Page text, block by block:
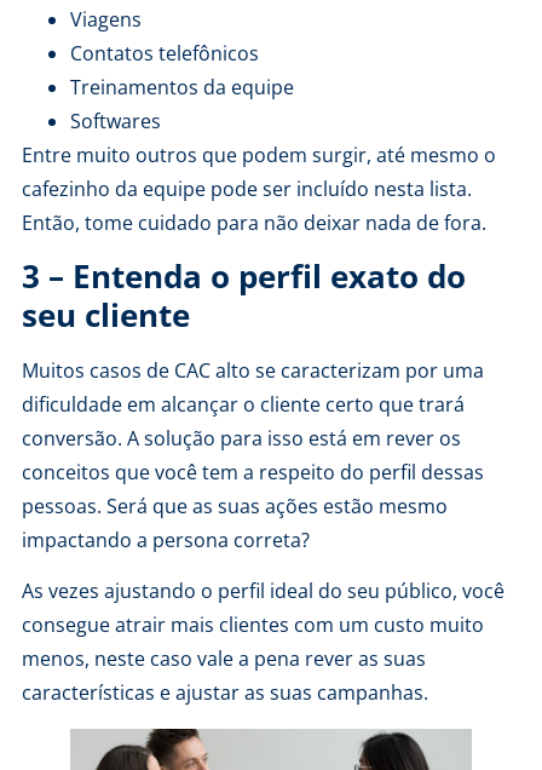
Viagens
Contatos telefônicos
Treinamentos da equipe
Softwares
Entre muito outros que podem surgir, até mesmo o
cafezinho da equipe pode ser incluído nesta lista.
Então, tome cuidado para não deixar nada de fora.
3 – Entenda o perfil exato do
seu cliente
Muitos casos de CAC alto se caracterizam por uma
dificuldade em alcançar o cliente certo que trará
conversão. A solução para isso está em rever os
conceitos que você tem a respeito do perfil dessas
pessoas. Será que as suas ações estão mesmo
impactando a persona correta?
As vezes ajustando o perfil ideal do seu público, você
consegue atrair mais clientes com um custo muito
menos, neste caso vale a pena rever as suas
características e ajustar as suas campanhas.